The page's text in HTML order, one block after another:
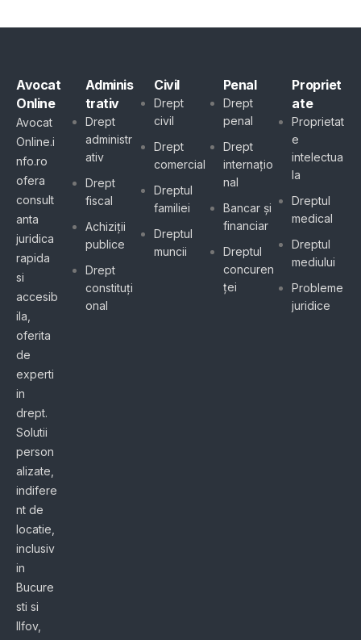
Avocat
Online
Avocat
Online.i
nfo.ro
ofera
consult
anta
juridica
rapida
si
accesib
ila,
oferita
de
experti
in
drept.
Solutii
person
alizate,
indifere
nt de
locatie,
inclusiv
in
Bucure
sti si
Ilfov,
Adminis
trativ
Drept
administr
ativ
Drept
fiscal
Achiziții
publice
Drept
constituți
onal
Civil
Drept
civil
Drept
comercial
Dreptul
familiei
Dreptul
muncii
Penal
Drept
penal
Drept
internațio
nal
Bancar și
financiar
Dreptul
concuren
ței
Propriet
ate
Proprietat
e
intelectua
la
Dreptul
medical
Dreptul
mediului
Probleme
juridice